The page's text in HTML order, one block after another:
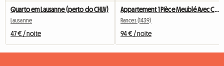
Quarto em Lausanne (perto do CHUV)
Lausanne
47 € / noite
Appartement 1 Pièce Meublé Avec Cuisine équipée
Rances (1439)
94 € / noite